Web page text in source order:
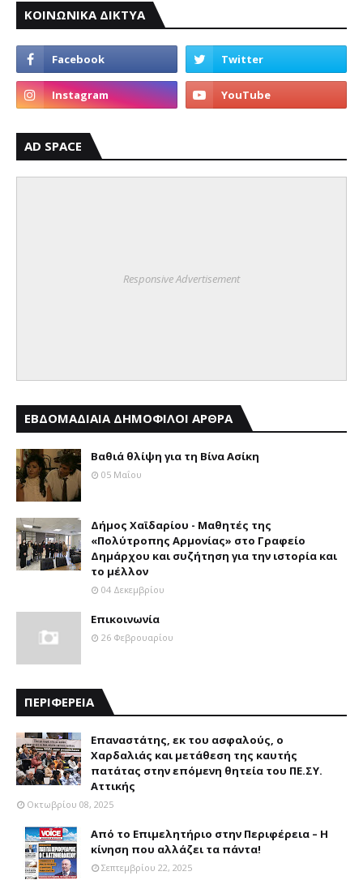
ΚΟΙΝΩΝΙΚΑ ΔΙΚΤΥΑ
AD SPACE
Responsive Advertisement
ΕΒΔΟΜΑΔΙΑΙΑ ΔΗΜΟΦΙΛΟΙ ΑΡΘΡΑ
Βαθιά θλίψη για τη Βίνα Ασίκη
05 Μαΐου
Δήμος Χαϊδαρίου - Μαθητές της
«Πολύτροπης Αρμονίας» στο Γραφείο
Δημάρχου και συζήτηση για την ιστορία και
το μέλλον
04 Δεκεμβρίου
Επικοινωνία
26 Φεβρουαρίου
ΠΕΡΙΦΕΡΕΙΑ
Επαναστάτης, εκ του ασφαλούς, ο
Χαρδαλιάς και μετάθεση της καυτής
πατάτας στην επόμενη θητεία του ΠΕ.ΣΥ.
Αττικής
Οκτωβρίου 08, 2025
Από το Επιμελητήριο στην Περιφέρεια – Η
κίνηση που αλλάζει τα πάντα!
Σεπτεμβρίου 22, 2025